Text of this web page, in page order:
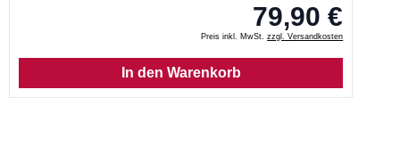
79,90 €
Preis inkl. MwSt.zzgl. Versandkosten
In den Warenkorb